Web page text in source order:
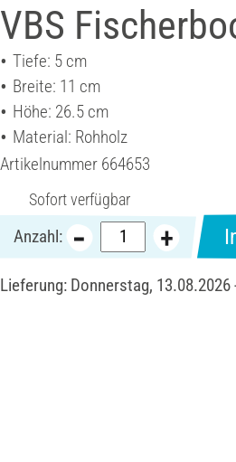
VBS
Tiefe: 5 cm
Breite: 11 cm
Höhe: 26.5 cm
Material: Rohholz
Artikelnummer 664653
Sofort verfügbar
Anzahl:
Lieferung: Donnerstag,